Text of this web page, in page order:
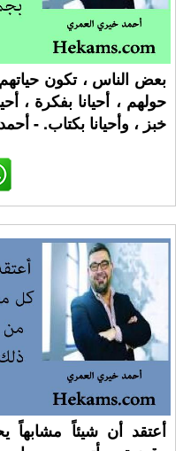
بعض الناس ، تكون
حولهم ، أحيانا بفكرة ،
خبز ، وأحيانا بكتاب. -
أعتقد أن شيئاً